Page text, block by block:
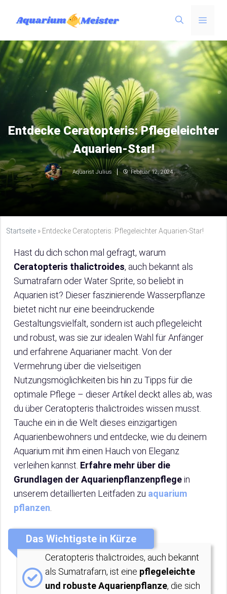
Inhalt
Menü
Entdecke Ceratopteris: Pflegeleichter
Aquarien-Star!
Aquarist Julius Februar 12, 2024
Startseite » Entdecke Ceratopteris: Pflegeleichter Aquarien-Star!
Hast du dich schon mal gefragt, warum
Ceratopteris thalictroides, auch bekannt als
Sumatrafarn oder Water Sprite, so beliebt in
Aquarien ist? Dieser faszinierende Wasserpflanze
bietet nicht nur eine beeindruckende
Gestaltungsvielfalt, sondern ist auch pflegeleicht
und robust, was sie zur idealen Wahl für Anfänger
und erfahrene Aquarianer macht. Von der
Vermehrung über die vielseitigen
Nutzungsmöglichkeiten bis hin zu Tipps für die
optimale Pflege – dieser Artikel deckt alles ab, was
du über Ceratopteris thalictroides wissen musst.
Tauche ein in die Welt dieses einzigartigen
Aquarienbewohners und entdecke, wie du deinem
Aquarium mit ihm einen Hauch von Eleganz
verleihen kannst. Erfahre mehr über die
Grundlagen der Aquarienpflanzenpflegein
unserem detaillierten Leitfaden zu aquarium
pflanzen
Das Wichtigste in Kürze
Ceratopteris thalictroides, auch bekannt
als Sumatrafarn, ist eine pflegeleichte
und robuste Aquarienpflanze, die sich